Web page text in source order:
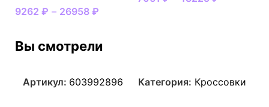
9262 ₽ – 26958 ₽
Вы смотрели
Артикул: 603992896 Категория: Кроссовки